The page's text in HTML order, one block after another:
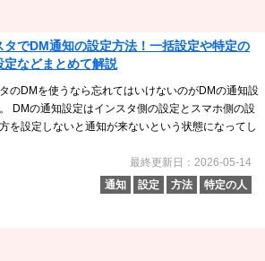
タでDM通知の設定方法！一括設定や特定の
定などまとめて解説
のDMを使うなら忘れてはいけないのがDMの通知設
DMの通知設定はインスタ側の設定とスマホ側の設
を設定しないと通知が来ないという状態になってし
最終更新日：2026-05-14
通知
設定 方法 特定の人